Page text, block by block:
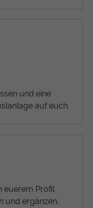
und eine
auf euch.
euerem Profil
und ergänzen.